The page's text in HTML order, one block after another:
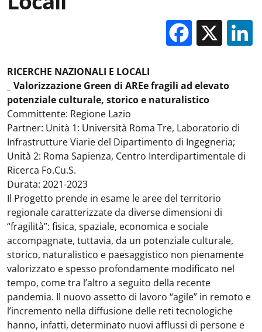
X
RICERCHE NAZIONALI E LOCALI
_ Valorizzazione Green di AREe fragili ad elevato
potenziale culturale, storico e naturalistico
Committente: Regione Lazio
Partner: Unità 1: Università Roma Tre, Laboratorio di
Infrastrutture Viarie del Dipartimento di Ingegneria;
Unità 2: Roma Sapienza, Centro Interdipartimentale di
Ricerca Fo.Cu.S.
Durata: 2021-2023
Il Progetto prende in esame le aree del territorio
regionale caratterizzate da diverse dimensioni di
“fragilità”: fisica, spaziale, economica e sociale
accompagnate, tuttavia, da un potenziale culturale,
storico, naturalistico e paesaggistico non pienamente
valorizzato e spesso profondamente modificato nel
tempo, come tra l’altro a seguito della recente
pandemia. Il nuovo assetto di lavoro “agile” in remoto e
l’incremento nella diffusione delle reti tecnologiche
hanno, infatti, determinato nuovi afflussi di persone e